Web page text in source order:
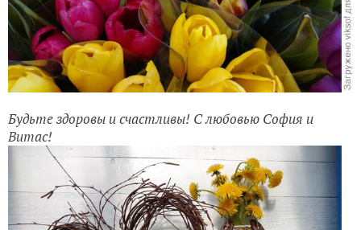
Будьте здоровы и счастливы! С любовью София и
Витас!